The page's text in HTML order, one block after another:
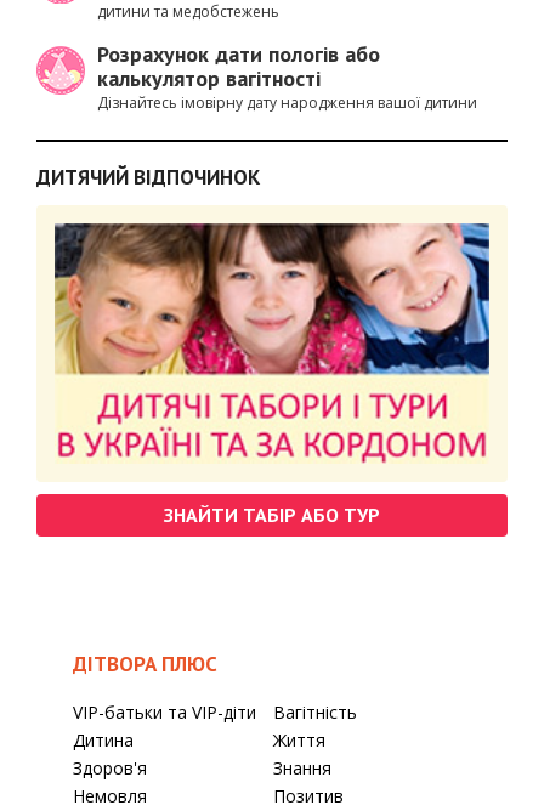
дитини та медобстежень
Розрахунок дати пологів або
калькулятор вагітності
Дізнайтесь імовірну дату народження вашої дитини
ДИТЯЧИЙ ВІДПОЧИНОК
ЗНАЙТИ ТАБІР АБО ТУР
ДІТВОРА ПЛЮС
VIP-батьки та VIP-діти
Вагітність
Дитина
Життя
Здоров'я
Знання
Немовля
Позитив